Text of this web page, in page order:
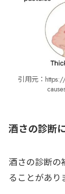
引用元：
酒さの診断
酒さの診断の
ることがあり